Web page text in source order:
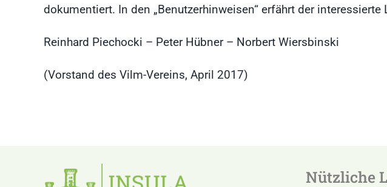
dokumentiert. In den „Benutzerhinweisen“ erfährt der
Reinhard Piechocki – Peter Hübner – Norbert Wiersbinski
(Vorstand des Vilm-Vereins, April 2017)
Nützliche